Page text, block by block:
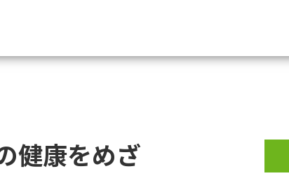
大学・短大の資料種類から請求
大学パンフ
学部・学科パンフ
健康をめざ